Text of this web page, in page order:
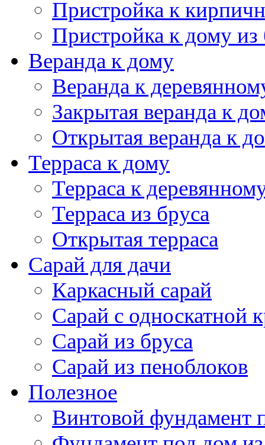
Терраса к дому
Терраса к
Терраса из бруса
Открытая терраса
Сарай для дачи
Каркасный сарай
Сарай с односкатной
Сарай из бруса
Сарай из пеноблоков
Полезное
Винтовой фундамент
Фундамент под дом
Фундамент под
Фундамент под
Фундамент под дом
Фундамент под
Свайно винтовой